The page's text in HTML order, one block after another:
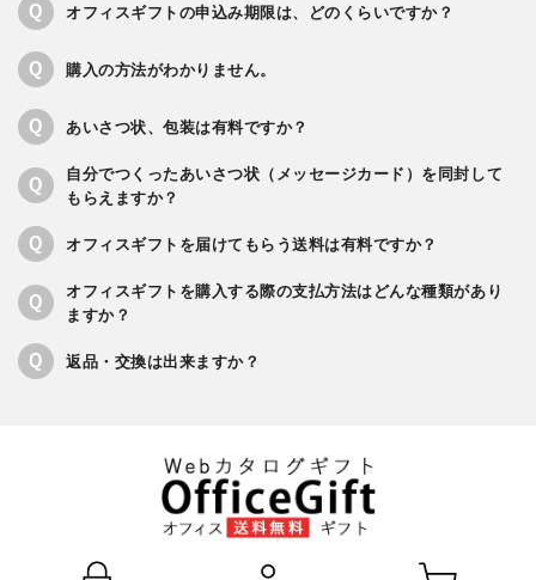
2025.3.18
の原因も…最もキツかったランキング！「45.7％が我慢」第1位は…
男女300名に調査しました。
2025.1.28
【調査レポート】こんな女性はお断り！息子の結婚相手にしたくな
い女性TOP5！親が明かした許容できない特徴や、"理想と現実"と
は…293名に調査しました
2024.12.24
同性カップルの本音VS世間の理解の埋まらない溝の正体に迫る！愛
2024.11.24
【調査レポート】男性のセクハラ被害「半数が誰にも相談できず」
容姿のからかいから性行為強要まで…職場で約3割が経験。深刻な実
【調査レポート】結婚の形も多様化！？現代の若者が考える理想の
夫婦像を徹底調査しました～11月22日はいい夫婦の日～
【調査レポート】10月は食品ロス削減月間★日常的に意識している
人は93.7％！300名に失敗談や家庭で実践するエコ対策を調査しま
オフィスギフトの申込み期限は、どのくらいですか？
購入の方法がわかりません。
あいさつ状、包装は有料ですか？
自分でつくったあいさつ状（メッセージカード）を同封して
もらえますか？
オフィスギフトを届けてもらう送料は有料ですか？
オフィスギフトを購入する際の支払方法はどんな種類があり
ますか？
返品・交換は出来ますか？